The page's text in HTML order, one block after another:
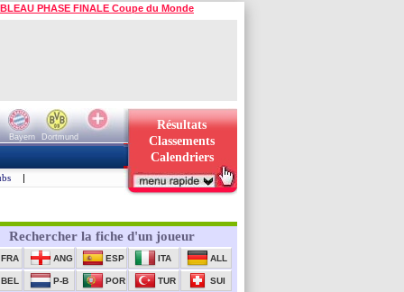
PHASE FINALE Coupe du Monde
Bayern
Dortmund
Résultats
Classements
Calendriers
|